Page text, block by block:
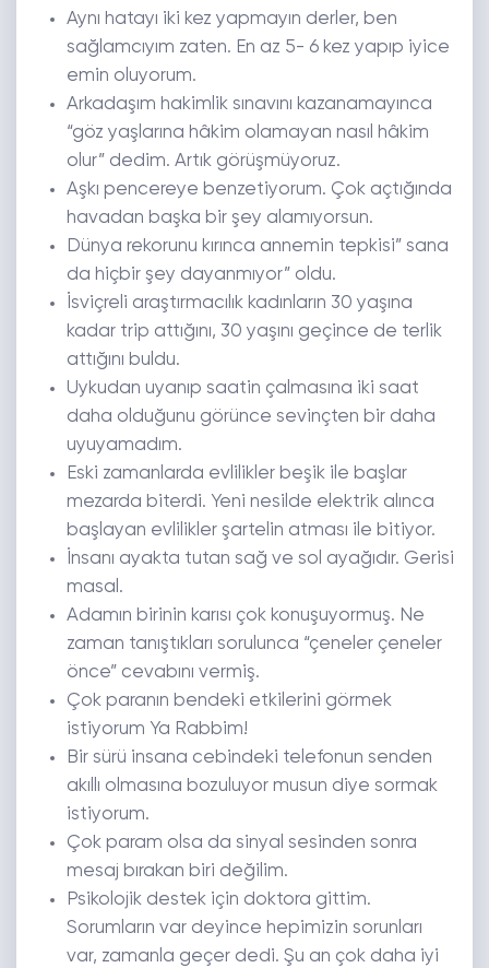
Aynı hatayı iki kez yapmayın derler, ben
sağlamcıyım zaten. En az 5- 6 kez yapıp iyice
emin oluyorum.
Arkadaşım hakimlik sınavını kazanamayınca
“göz yaşlarına hâkim olamayan nasıl hâkim
olur” dedim. Artık görüşmüyoruz.
Aşkı pencereye benzetiyorum. Çok açtığında
havadan başka bir şey alamıyorsun.
Dünya rekorunu kırınca annemin tepkisi” sana
da hiçbir şey dayanmıyor” oldu.
İsviçreli araştırmacılık kadınların 30 yaşına
kadar trip attığını, 30 yaşını geçince de terlik
attığını buldu.
Uykudan uyanıp saatin çalmasına iki saat
daha olduğunu görünce sevinçten bir daha
uyuyamadım.
Eski zamanlarda evlilikler beşik ile başlar
mezarda biterdi. Yeni nesilde elektrik alınca
başlayan evlilikler şartelin atması ile bitiyor.
İnsanı ayakta tutan sağ ve sol ayağıdır. Gerisi
masal.
Adamın birinin karısı çok konuşuyormuş. Ne
zaman tanıştıkları sorulunca “çeneler çeneler
önce” cevabını vermiş.
Çok paranın bendeki etkilerini görmek
istiyorum Ya Rabbim!
Bir sürü insana cebindeki telefonun senden
akıllı olmasına bozuluyor musun diye sormak
istiyorum.
Çok param olsa da sinyal sesinden sonra
mesaj bırakan biri değilim.
Psikolojik destek için doktora gittim.
Sorumların var deyince hepimizin sorunları
var, zamanla geçer dedi. Şu an çok daha iyi